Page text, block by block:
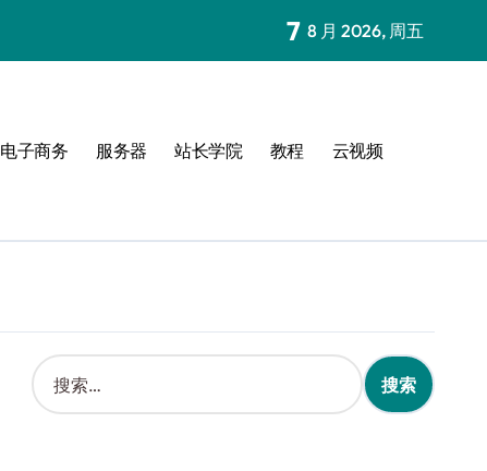
7 8 月 2026, 周五
电子商务 服务器 站长学院 教程 云视频
搜
索
：